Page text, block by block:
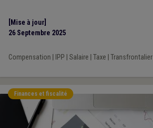
[Mise à jour]
26 Septembre 2025
Compensation IPP Salaire Taxe Transfrontalier|
Finances et fiscalité